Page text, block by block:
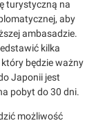
turystyczną na
aby
ambasadzie.
kilka
będzie ważny
Japonii jest
pobyt do 30 dni.
możliwość